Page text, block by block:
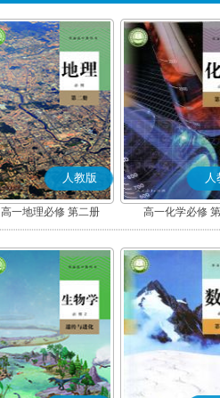
人教版
高一地理必修 第二册
人
高一化学必修